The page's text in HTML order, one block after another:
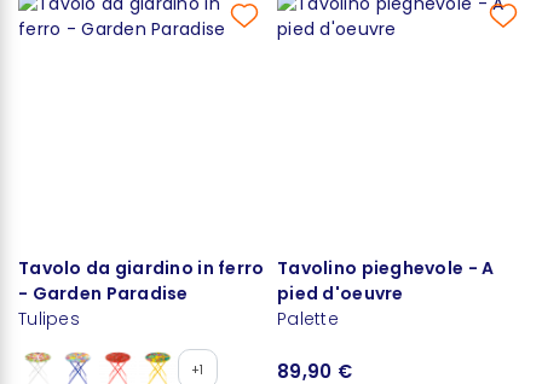
Tavolo da giardino in ferro
- Garden Paradise
Tulipes
+1
Tavolino pieghevole - A
pied d'oeuvre
Palette
89,90 €